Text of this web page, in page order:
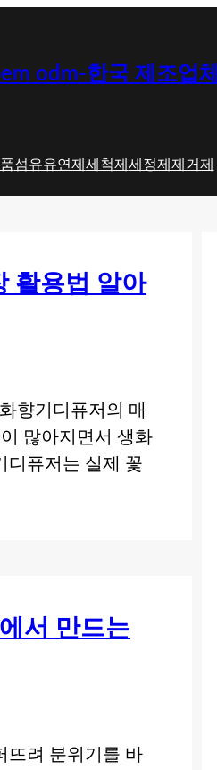
odm-한국 제조업
섬유유연제 세척제 세정제 제거제
활용법 알아
향기디퓨저의 매
많아지면서 생화
디퓨저는 실제 꽃
서 만드는
뜨려 분위기를 바